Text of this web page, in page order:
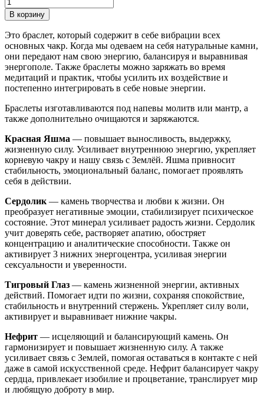
В корзину
Это браслет, который содержит в себе вибрации всех
основных чакр. Когда мы одеваем на себя натуральные камни,
они передают нам свою энергию, балансируя и выравнивая
энергополе. Также браслеты можно заряжать во время
медитаций и практик, чтобы усилить их воздействие и
постепенно интегрировать в себе новые энергии.
Браслеты изготавливаются под напевы молитв или мантр, а
также дополнительно очищаются и заряжаются.
Красная Яшма — повышает выносливость, выдержку,
жизненную силу. Усиливает внутреннюю энергию, укрепляет
корневую чакру и нашу связь с Землёй. Яшма привносит
стабильность, эмоциональный баланс, помогает проявлять
себя в действии.
Сердолик — камень творчества и любви к жизни. Он
преобразует негативные эмоции, стабилизирует психическое
состояние. Этот минерал усиливает радость жизни. Сердолик
учит доверять себе, растворяет апатию, обостряет
концентрацию и аналитические способности. Также он
активирует 3 нижних энергоцентра, усиливая энергии
сексуальности и уверенности.
Тигровый Глаз — камень жизненной энергии, активных
действий. Помогает идти по жизни, сохраняя спокойствие,
стабильность и внутренний стержень. Укрепляет силу воли,
активирует и выравнивает нижние чакры.
Нефрит — исцеляющий и балансирующий камень. Он
гармонизирует и повышает жизненную силу. А также
усиливает связь с Землей, помогая оставаться в контакте с ней
даже в самой искусственной среде. Нефрит балансирует чакру
сердца, привлекает изобилие и процветание, транслирует мир
и любящую доброту в мир.